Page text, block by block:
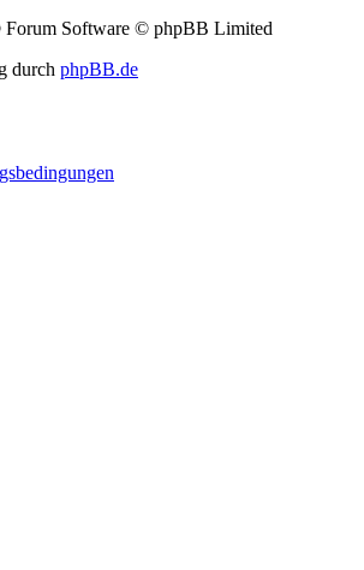
Software © phpBB Limited
durch phpBB.de